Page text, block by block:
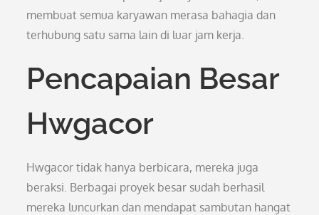
membuat semua karyawan merasa bahagia dan
terhubung satu sama lain di luar jam kerja.
Pencapaian Besar
Hwgacor
Hwgacor tidak hanya berbicara, mereka juga
beraksi. Berbagai proyek besar sudah berhasil
mereka luncurkan dan mendapat sambutan hangat